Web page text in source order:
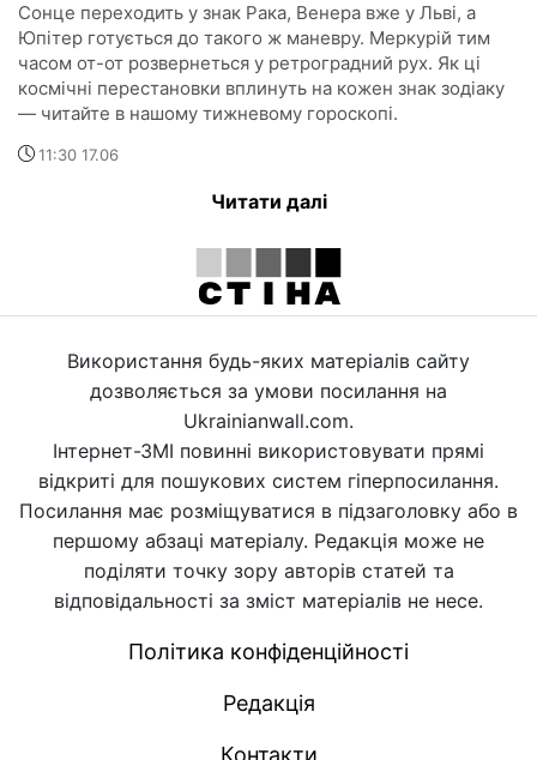
Сонце переходить у знак Рака, Венера вже у Льві, а
Юпітер готується до такого ж маневру. Меркурій тим
часом от-от розвернеться у ретроградний рух. Як ці
космічні перестановки вплинуть на кожен знак зодіаку
— читайте в нашому тижневому гороскопі.
11:30 17.06
Читати далі
Використання будь-яких матеріалів сайту
дозволяється за умови посилання на
Ukrainianwall.com.
Інтернет-ЗМІ повинні використовувати прямі
відкриті для пошукових систем гіперпосилання.
Посилання має розміщуватися в підзаголовку або в
першому абзаці матеріалу. Редакція може не
поділяти точку зору авторів статей та
відповідальності за зміст матеріалів не несе.
Політика конфіденційності
Редакція
Контакти